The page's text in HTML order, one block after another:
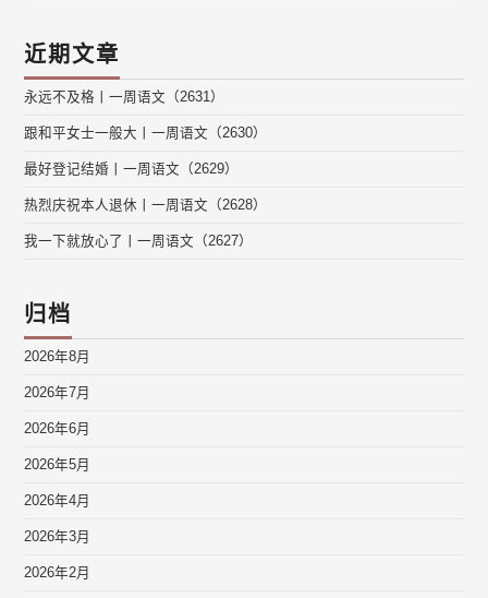
近期文章
永远不及格丨一周语文（2631）
跟和平女士一般大丨一周语文（2630）
最好登记结婚丨一周语文（2629）
热烈庆祝本人退休丨一周语文（2628）
我一下就放心了丨一周语文（2627）
归档
2026年8月
2026年7月
2026年6月
2026年5月
2026年4月
2026年3月
2026年2月